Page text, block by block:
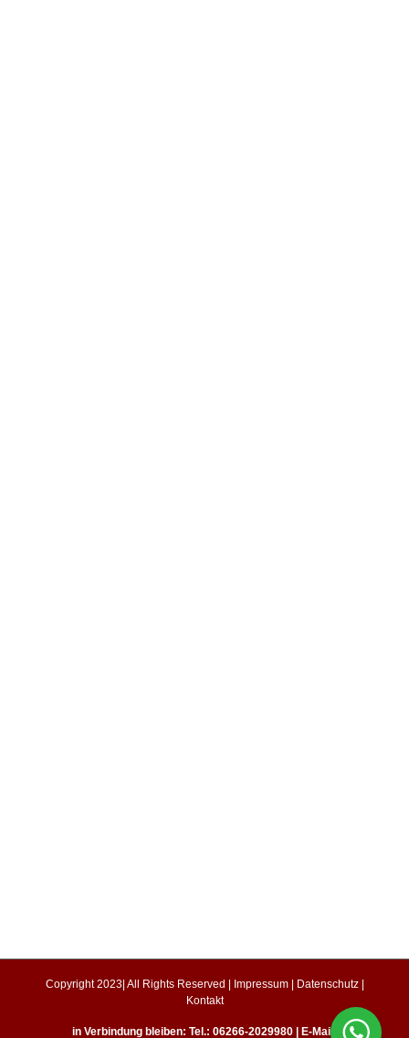
Copyright 2023| All Rights Reserved | Impressum| Datenschutz|
Kontakt
in Verbindung bleiben: Tel.: 06266-2029980 | E-Mail: